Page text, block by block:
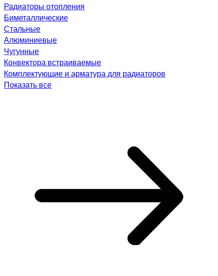
Радиаторы отопления
Биметаллические
Стальные
Алюминиевые
Чугунные
Конвектора встраиваемые
Комплектующие и арматура для радиаторов
Показать все